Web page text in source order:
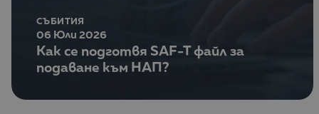
СЪБИТИЯ
06 Юли 2026
Как се подготвя SAF-T файл за
подаване към НАП?